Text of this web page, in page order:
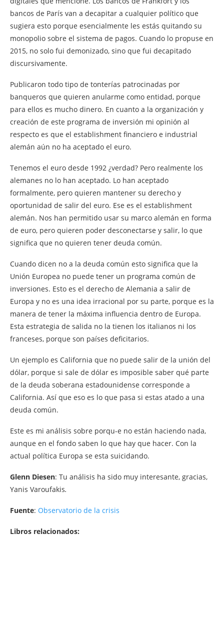
bancos de París van a decapitar a cualquier político que
sugiera esto porque esencialmente les estás quitando su
monopolio sobre el sistema de pagos. Cuando lo propuse en
2015, no solo fui demonizado, sino que fui decapitado
discursivamente.
Publicaron todo tipo de tonterías patrocinadas por
banqueros que quieren anularme como entidad, porque
para ellos es mucho dinero. En cuanto a la organización y
creación de este programa de inversión mi opinión al
respecto es que el establishment financiero e industrial
alemán aún no ha aceptado el euro.
Tenemos el euro desde 1992 ¿verdad? Pero realmente los
alemanes no lo han aceptado. Lo han aceptado
formalmente, pero quieren mantener su derecho y
oportunidad de salir del euro. Ese es el establishment
alemán. Nos han permitido usar su marco alemán en forma
de euro, pero quieren poder desconectarse y salir, lo que
significa que no quieren tener deuda común.
Cuando dicen no a la deuda común esto significa que la
Unión Europea no puede tener un programa común de
inversiones. Esto es el derecho de Alemania a salir de
Europa y no es una idea irracional por su parte, porque es la
manera de tener la máxima influencia dentro de Europa.
Esta estrategia de salida no la tienen los italianos ni los
franceses, porque son países deficitarios.
Un ejemplo es California que no puede salir de la unión del
dólar, porque si sale de dólar es imposible saber qué parte
de la deuda soberana estadounidense corresponde a
California. Así que eso es lo que pasa si estas atado a una
deuda común.
Este es mi análisis sobre porqu-e no están haciendo nada,
aunque en el fondo saben lo que hay que hacer. Con la
actual política Europa se esta suicidando.
Glenn Diesen: Tu análisis ha sido muy interesante, gracias,
Yanis Varoufakis.
Fuente: Observatorio de la crisis
Libros relacionados: